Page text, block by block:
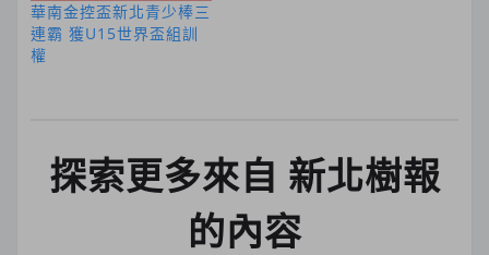
華南金控盃新北青少棒三
連霸 獲U15世界盃組訓
權
探索更多來自 新北樹報
的內容